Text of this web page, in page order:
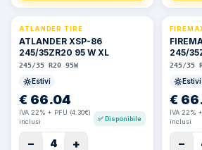
ATLANDER TIRE
ATLANDER XSP-86
245/35ZR20 95 W XL
245/35 R20 95W
Estivi
€ 66.04
IVA 22% + PFU (4.30€)
inclusi
✅Disponibile
− 4 +
245/
245/35
Estivi
€
IVA 22%
inclusi
−